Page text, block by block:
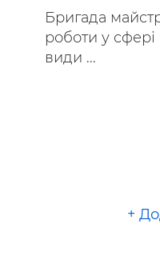
Бригада
роботи у сфері
види ...
+